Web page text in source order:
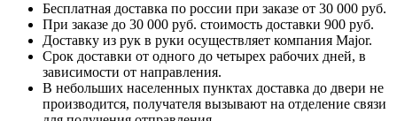
Бесплатная доставка по россии при заказе от 30 000 руб.
При заказе до 30 000 руб. стоимость доставки 900 руб.
Доставку из рук в руки осуществляет компания Major.
Срок доставки от одного до четырех рабочих дней, в
зависимости от направления.
В небольших населенных пунктах доставка до двери не
производится, получателя вызывают на отделение связи